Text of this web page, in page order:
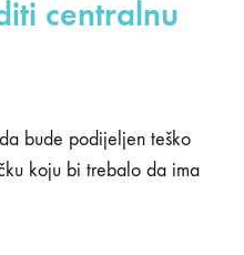
centralnu
bude podijeljen teško
koju bi trebalo da ima